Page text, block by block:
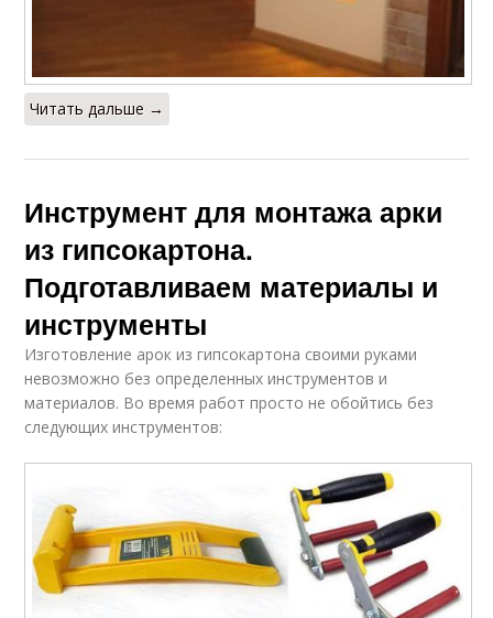
Читать дальше →
Инструмент для монтажа арки
из гипсокартона.
Подготавливаем материалы и
инструменты
Изготовление арок из гипсокартона своими руками
невозможно без определенных инструментов и
материалов. Во время работ просто не обойтись без
следующих инструментов: